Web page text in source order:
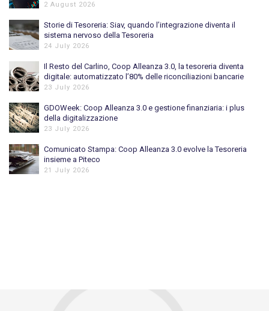
2 August 2026
Storie di Tesoreria: Siav, quando l’integrazione diventa il
sistema nervoso della Tesoreria
24 July 2026
Il Resto del Carlino, Coop Alleanza 3.0, la tesoreria diventa
digitale: automatizzato l’80% delle riconciliazioni bancarie
23 July 2026
GDOWeek: Coop Alleanza 3.0 e gestione finanziaria: i plus
della digitalizzazione
23 July 2026
Comunicato Stampa: Coop Alleanza 3.0 evolve la Tesoreria
insieme a Piteco
21 July 2026